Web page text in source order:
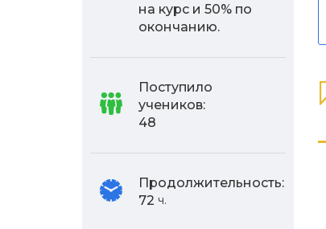
на курс и 50% по
окончанию.
Поступило
учеников:
48
Продолжительность:
72 ч.